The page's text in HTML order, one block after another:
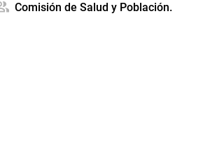
Comisión de Salud y Población.